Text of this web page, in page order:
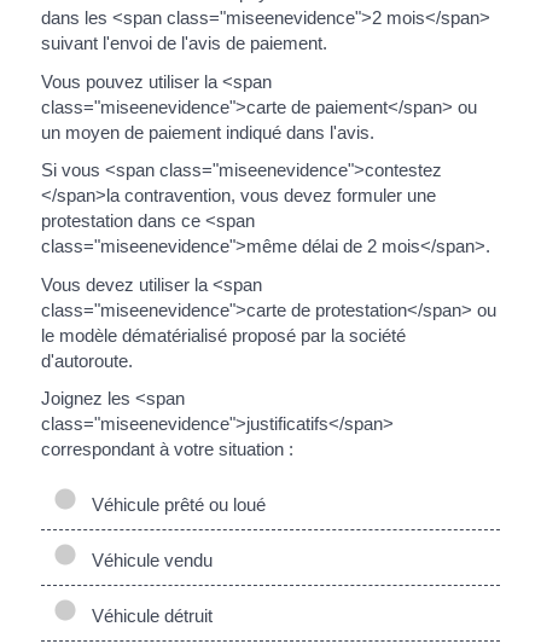
dans les <span class="miseenevidence">2 mois</span>
suivant l'envoi de l'avis de paiement.
Vous pouvez utiliser la <span
class="miseenevidence">carte de paiement</span> ou
un moyen de paiement indiqué dans l'avis.
Si vous <span class="miseenevidence">contestez
</span>la contravention, vous devez formuler une
protestation dans ce <span
class="miseenevidence">même délai de 2 mois</span>.
Vous devez utiliser la <span
class="miseenevidence">carte de protestation</span> ou
le modèle dématérialisé proposé par la société
d'autoroute.
Joignez les <span
class="miseenevidence">justificatifs</span>
correspondant à votre situation :
Véhicule prêté ou loué
Véhicule vendu
Véhicule détruit